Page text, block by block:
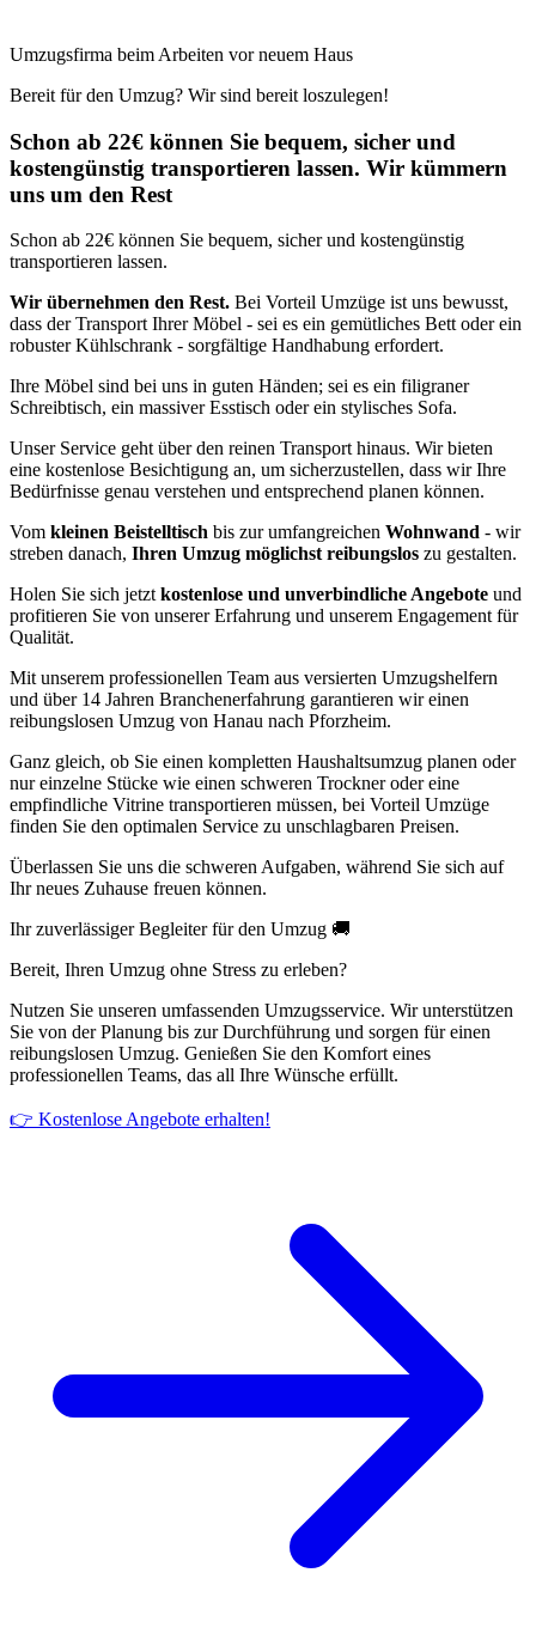
Umzugsfirma beim Arbeiten vor neuem Haus
Bereit für den Umzug? Wir sind bereit loszulegen!
Schon ab 22€ können Sie bequem, sicher und
kostengünstig transportieren lassen. Wir kümmern
uns um den Rest
Schon ab 22€ können Sie bequem, sicher und kostengünstig
transportieren lassen.
Wir übernehmen den Rest. Bei Vorteil Umzüge ist uns bewusst,
dass der Transport Ihrer Möbel - sei es ein gemütliches Bett oder ein
robuster Kühlschrank - sorgfältige Handhabung erfordert.
Ihre Möbel sind bei uns in guten Händen; sei es ein filigraner
Schreibtisch, ein massiver Esstisch oder ein stylisches Sofa.
Unser Service geht über den reinen Transport hinaus. Wir bieten
eine kostenlose Besichtigung an, um sicherzustellen, dass wir Ihre
Bedürfnisse genau verstehen und entsprechend planen können.
Vom kleinen Beistelltisch bis zur umfangreichen Wohnwand - wir
streben danach, Ihren Umzug möglichst reibungslos zu gestalten.
Holen Sie sich jetzt kostenlose und unverbindliche Angebote und
profitieren Sie von unserer Erfahrung und unserem Engagement für
Qualität.
Mit unserem professionellen Team aus versierten Umzugshelfern
und über 14 Jahren Branchenerfahrung garantieren wir einen
reibungslosen Umzug von Hanau nach Pforzheim.
Ganz gleich, ob Sie einen kompletten Haushaltsumzug planen oder
nur einzelne Stücke wie einen schweren Trockner oder eine
empfindliche Vitrine transportieren müssen, bei Vorteil Umzüge
finden Sie den optimalen Service zu unschlagbaren Preisen.
Überlassen Sie uns die schweren Aufgaben, während Sie sich auf
Ihr neues Zuhause freuen können.
Ihr zuverlässiger Begleiter für den Umzug 🚚
Bereit, Ihren Umzug ohne Stress zu erleben?
Nutzen Sie unseren umfassenden Umzugsservice. Wir unterstützen
Sie von der Planung bis zur Durchführung und sorgen für einen
reibungslosen Umzug. Genießen Sie den Komfort eines
professionellen Teams, das all Ihre Wünsche erfüllt.
👉 Kostenlose Angebote erhalten!